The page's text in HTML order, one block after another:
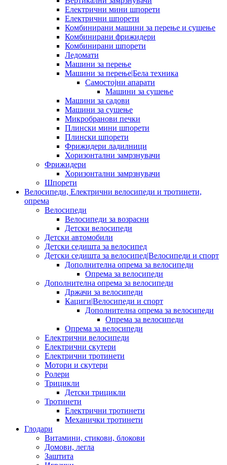
Електрични мини шпорети
Електрични шпорети
Комбинирани машини за перење и сушење
Комбинирани фрижидери
Комбинирани шпорети
Ледомати
Машини за перење
Машини за перење|Бела техника
Самостојни апарати
Машини за сушење
Машини за садови
Машини за сушење
Микробранови печки
Плински мини шпорети
Плински шпорети
Фрижидери ладилници
Хоризонтални замрзнувачи
Фрижидери
Хоризонтални замрзнувачи
Шпорети
Велосипеди, Електрични велосипеди и тротинети,
опрема
Велосипеди
Велосипеди за возрасни
Детски велосипеди
Детски автомобили
Детски седишта за велосипед
Детски седишта за велосипед|Велосипеди и спорт
Дополнителна опрема за велосипеди
Опрема за велосипеди
Дополнителна опрема за велосипеди
Држачи за велосипеди
Кациги|Велосипеди и спорт
Дополнителна опрема за велосипеди
Опрема за велосипеди
Опрема за велосипеди
Електрични велосипеди
Електрични скутери
Електрични тротинети
Мотори и скутери
Ролери
Трицикли
Детски трицикли
Тротинети
Електрични тротинети
Механички тротинети
Глодари
Витамини, стикови, блокови
Домови, легла
Заштита